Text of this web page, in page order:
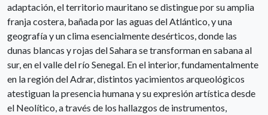
adaptación, el territorio mauritano se distingue por su amplia
franja costera, bañada por las aguas del Atlántico, y una
geografía y un clima esencialmente desérticos, donde las
dunas blancas y rojas del Sahara se transforman en sabana al
sur, en el valle del río Senegal. En el interior, fundamentalmente
en la región del Adrar, distintos yacimientos arqueológicos
atestiguan la presencia humana y su expresión artística desde
el Neolítico, a través de los hallazgos de instrumentos,